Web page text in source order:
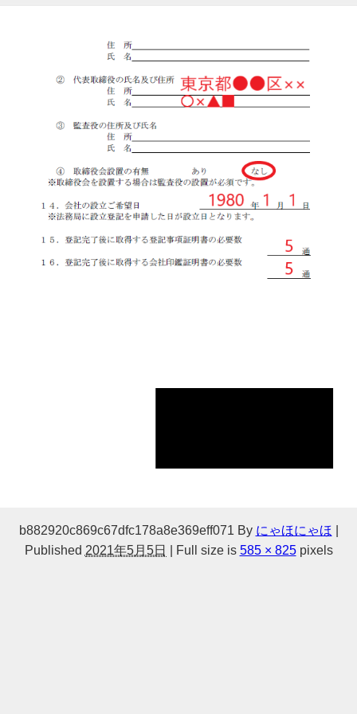
b882920c869c67dfc178a8e369eff071 By にゃほにゃほ
Published 2021年5月5日 Full size is 585 × 825pixels